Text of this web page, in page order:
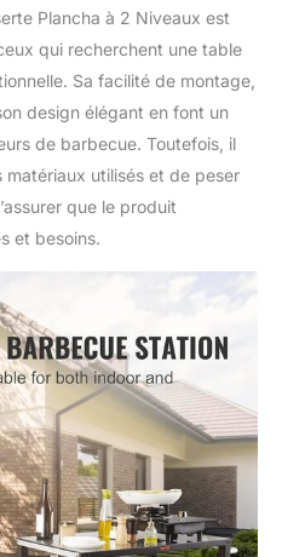
pour un
facile en
minutes. De
le plateau lisse de la
est très facile à
et peut être
à l'aide d'un
humide.
Plancha à 2 Niveaux est
qui recherchent une table
Sa facilité de montage,
design élégant en font un
de barbecue. Toutefois, il
utilisés et de peser
que le produit
et besoins.